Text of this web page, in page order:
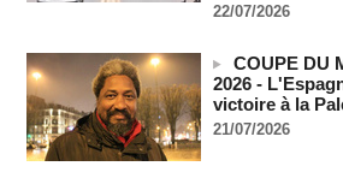
Les Houthis affirment avoir visé un
05/08/2026 -
Après la France et Ouattara, comment
création d'une monnaie ouest-africaine
05/08/2026 -MOMO ALADJI
22/07/2026
COUPE DU
2026 -
victoire à la
21/07/2026